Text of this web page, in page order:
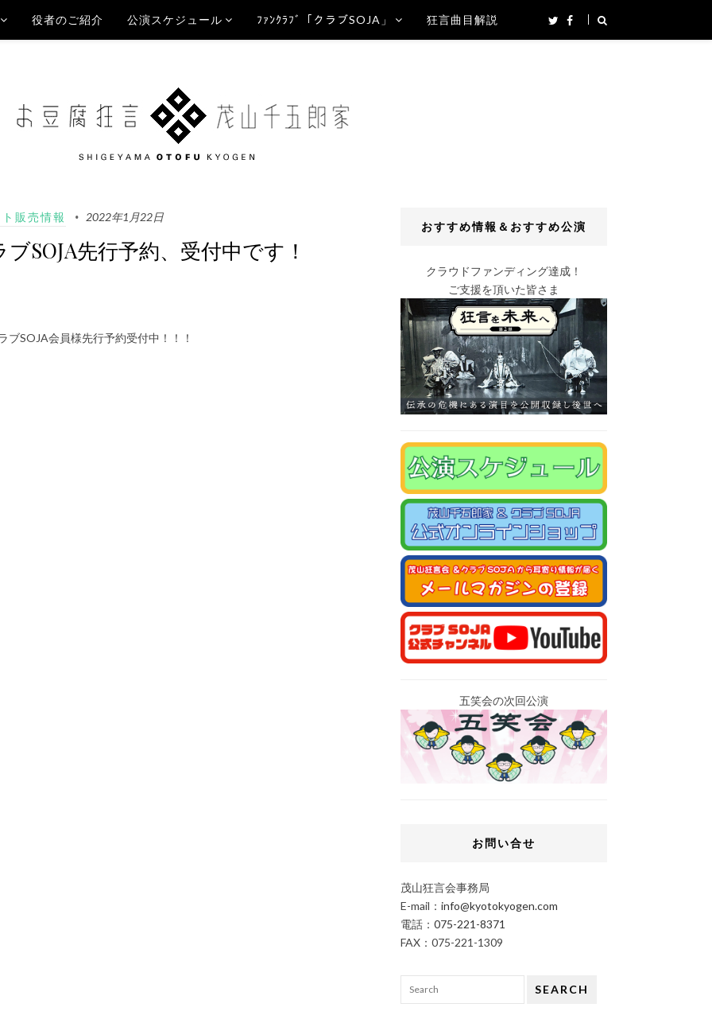
役者のご紹介 公演スケジュール ﾌｧﾝｸﾗﾌﾞ「クラブSOJA」 狂言曲目解説
販売情報 2022年1月22日
SOJA先行予約、受付中です！
ブSOJA会員様先行予約受付中！！！
おすすめ情報＆おすすめ公演
クラウドファンディング達成！
ご支援を頂いた皆さま
五笑会の次回公演
お問い合せ
茂山狂言会事務局
E-mail： info@kyotokyogen.com
電話： 075-221-8371
FAX：075-221-1309
SEARCH